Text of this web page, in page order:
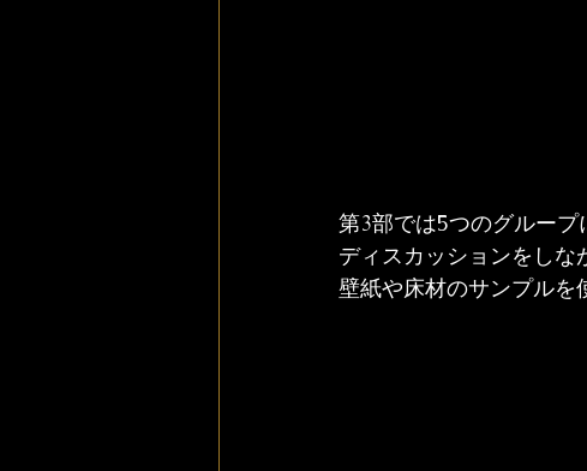
第3部では5つのグルー
ディスカッションをしな
壁紙や床材のサンプルを